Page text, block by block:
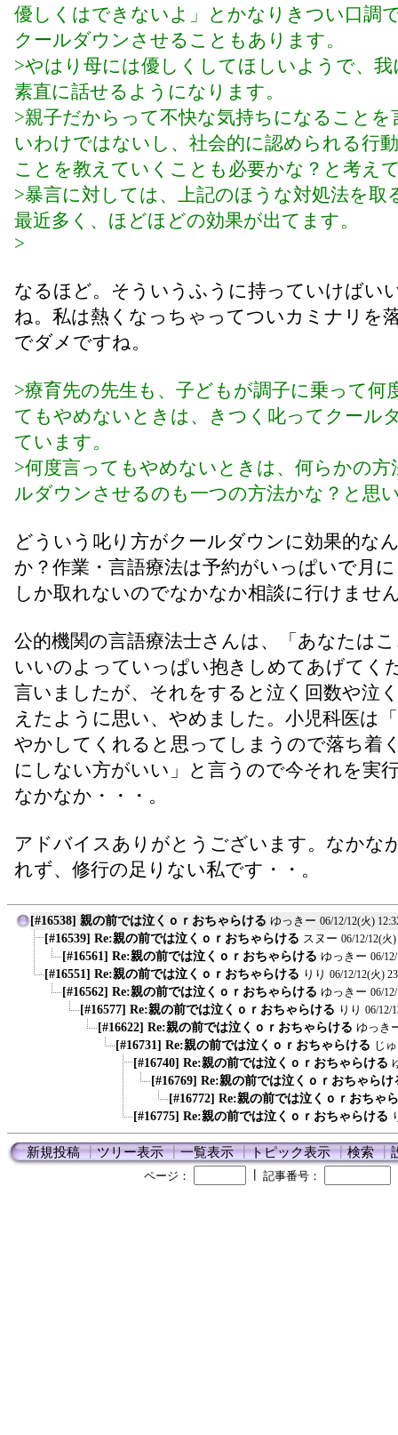
優しくはできないよ」とかなりきつい口調
クールダウンさせることもあります。
>やはり母には優しくしてほしいようで、
素直に話せるようになります。
>親子だからって不快な気持ちになることを
いわけではないし、社会的に認められる行
ことを教えていくことも必要かな？と考え
>暴言に対しては、上記のほうな対処法を取
最近多く、ほどほどの効果が出てます。
>
なるほど。そういうふうに持っていけばい
ね。私は熱くなっちゃってついカミナリを
でダメですね。
>療育先の先生も、子どもが調子に乗って何
てもやめないときは、きつく叱ってクール
ています。
>何度言ってもやめないときは、何らかの方
ルダウンさせるのも一つの方法かな？と思
どういう叱り方がクールダウンに効果的な
か？作業・言語療法は予約がいっぱいで月
しか取れないのでなかなか相談に行けませ
公的機関の言語療法士さんは、「あなたは
いいのよっていっぱい抱きしめてあげてく
言いましたが、それをすると泣く回数や泣
えたように思い、やめました。小児科医は
やかしてくれると思ってしまうので落ち着
にしない方がいい」と言うので今それを実
なかなか・・・。
アドバイスありがとうございます。なかな
れず、修行の足りない私です・・。
[#16538] 親の前では泣くｏｒおちゃらける ゆっきー 06/12/12(火)
[#16539] Re:親の前では泣くｏｒおちゃらける スヌー 06/12/12(火)
[#16561] Re:親の前では泣くｏｒおちゃらける ゆっきー 06/
[#16551] Re:親の前では泣くｏｒおちゃらける りり 06/12/12(火)
[#16562] Re:親の前では泣くｏｒおちゃらける ゆっきー 06/
[#16577] Re:親の前では泣くｏｒおちゃらける りり 06/12/
[#16622] Re:親の前では泣くｏｒおちゃらける ゆっき
[#16731] Re:親の前では泣くｏｒおちゃらける じ
[#16740] Re:親の前では泣くｏｒおちゃらける
[#16769] Re:親の前では泣くｏｒおちゃらけ
[#16772] Re:親の前では泣くｏｒおちゃ
[#16775] Re:親の前では泣くｏｒおちゃらける
新規投稿┃ツリー表示┃一覧表示┃トピック表示┃検索┃
ページ： 記事番号：